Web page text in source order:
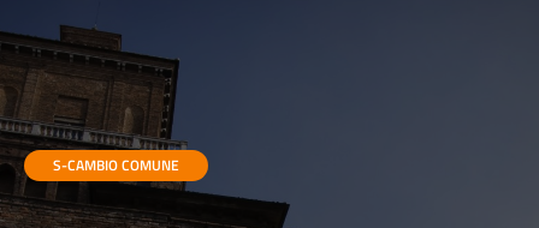
S-CAMBIO COMUNE